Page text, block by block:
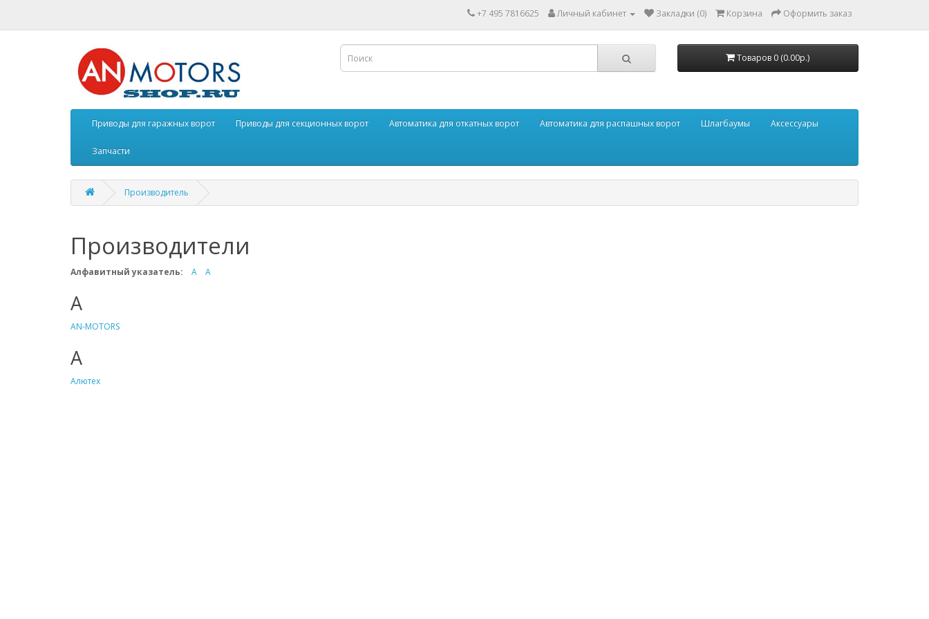
+7 495 7816625 Личный кабинет Закладки (0) Корзина Оформить заказ
Товаров 0 (0.00р.)
Приводы для гаражных ворот Приводы для секционных ворот Автоматика для откатных ворот Автоматика для распашных ворот Шлагбаумы Аксессуары
Запчасти
Производитель
Производители
Алфавитный указатель: A А
A
AN-MOTORS
А
Алютех